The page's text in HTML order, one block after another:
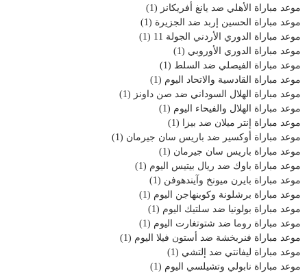
موعد مباراة الأهلي ضد يانغ أفريكانز (1)
موعد مباراة الحسين إربد ضد الجزيرة (1)
موعد مباراة الدوري الأردني الجولة 11
(1)
موعد مباراة الدوري الأوروبي (1)
موعد مباراة الفيصلي ضد السلط (1)
موعد مباراة القادسية والاتحاد اليوم (1)
موعد مباراة الهلال السوداني ضد صن داونز (1)
موعد مباراة الهلال والفيحاء اليوم (1)
موعد مباراة إنتر ميلان ضد بيزا (1)
موعد مباراة أوكسير ضد باريس سان جيرمان (1)
موعد مباراة باريس سان جيرمان (1)
موعد مباراة باوك ضد ريال بيتيس اليوم (1)
موعد مباراة بايرن ميونخ وآيندهوفن (1)
موعد مباراة برشلونة وكوبنهاجن اليوم (1)
موعد مباراة بولونيا ضد سلتيك اليوم (1)
موعد مباراة روما ضد شتوتغارت اليوم (1)
موعد مباراة فنربخشة ضد أستون فيلا اليوم (1)
موعد مباراة ليفانتي ضد إلتشي (1)
موعد مباراة نابولي وتشيلسي اليوم (1)